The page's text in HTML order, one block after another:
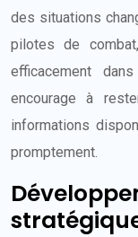
des situations
pilotes de
efficacement
encourage à
informations
promptement.